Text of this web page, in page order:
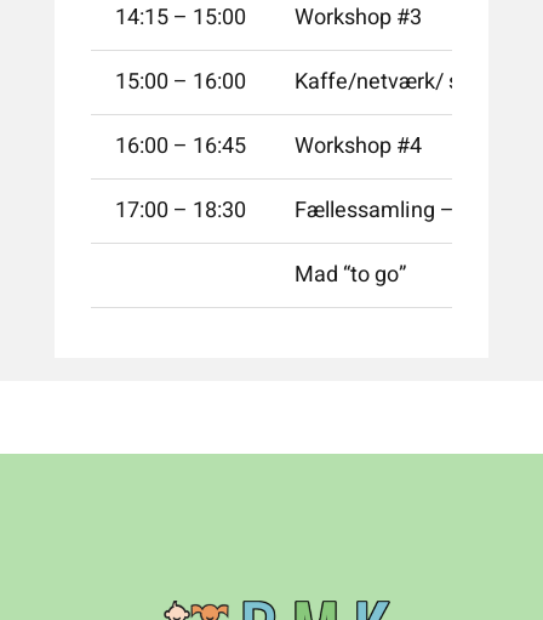
14:15 – 15:00
Workshop #3
15:00 – 16:00
Kaffe/netværk/ stande
16:00 – 16:45
Workshop #4
17:00 – 18:30
Fællessamling –
Mad “to go”